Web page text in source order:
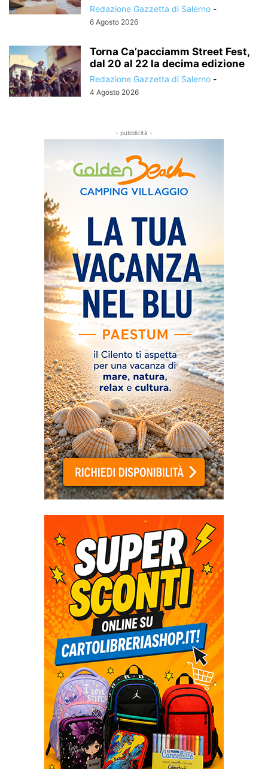
Redazione Gazzetta di Salerno -
6 Agosto 2026
Torna Ca’pacciamm Street Fest,
dal 20 al 22 la decima edizione
Redazione Gazzetta di Salerno -
4 Agosto 2026
- pubblicità -